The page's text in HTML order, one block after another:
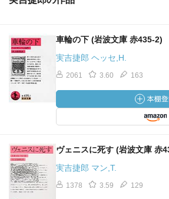
車輪の下 (岩波文庫 赤435-2)
実吉捷郎 ヘッセ,H.
2061 3.60 163
ヴェニスに死す (岩波文庫 赤
実吉捷郎 マン,T.
1378 3.59 129